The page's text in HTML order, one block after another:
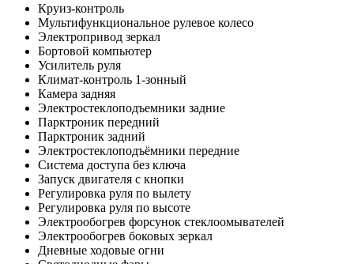
Круиз-контроль
Мультифункциональное рулевое колесо
Электропривод зеркал
Бортовой компьютер
Усилитель руля
Климат-контроль 1-зонный
Камера задняя
Электростеклоподъемники задние
Парктроник передний
Парктроник задний
Электростеклоподъёмники передние
Система доступа без ключа
Запуск двигателя с кнопки
Регулировка руля по вылету
Регулировка руля по высоте
Электрообогрев форсунок стеклоомывателей
Электрообогрев боковых зеркал
Дневные ходовые огни